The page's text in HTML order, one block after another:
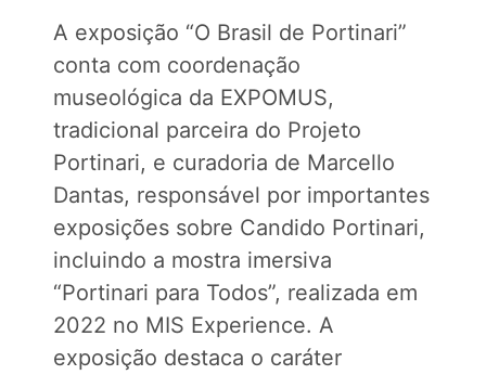
A exposição “O Brasil de Portinari”
conta com coordenação
museológica da EXPOMUS,
tradicional parceira do Projeto
Portinari, e curadoria de Marcello
Dantas, responsável por importantes
exposições sobre Candido Portinari,
incluindo a mostra imersiva
“Portinari para Todos”, realizada em
2022 no MIS Experience. A
exposição destaca o caráter